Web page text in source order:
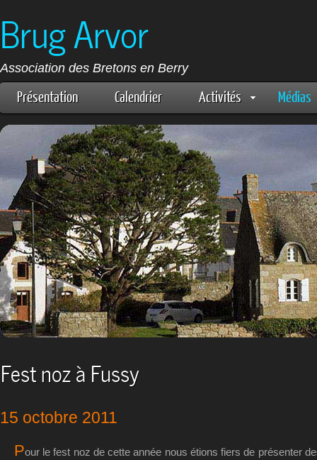
Brug Arvor
Association des Bretons en Berry
Présentation Calendrier Activités Médias
Fest noz à Fussy
15 octobre 2011
Pour le fest noz de cette année nous étions fiers de présenter